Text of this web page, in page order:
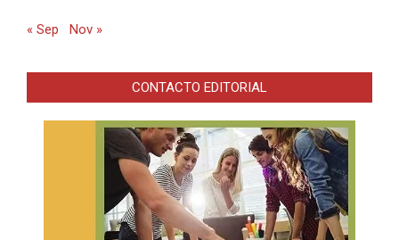
« Sep Nov »
CONTACTO EDITORIAL